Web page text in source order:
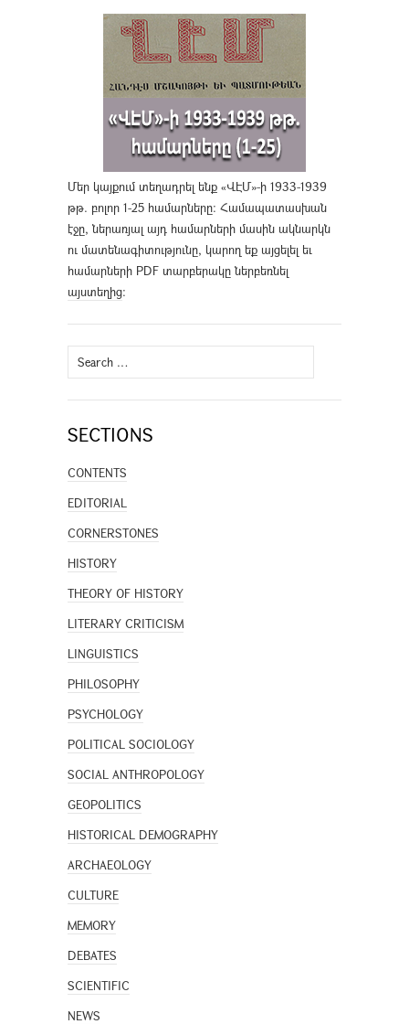
Մեր կայքում տեղադրել ենք «ՎԷՄ»-ի 1933-1939
թթ. բոլոր 1-25 համարները։ Համապատասխան
էջը, ներառյալ այդ համարների մասին ակնարկն
ու մատենագիտությունը, կարող եք այցելել եւ
համարների PDF տարբերակը ներբեռնել
այստեղից։
Search
for:
SECTIONS
CONTENTS
EDITORIAL
CORNERSTONES
HISTORY
THEORY OF HISTORY
LITERARY CRITICISM
LINGUISTICS
PHILOSOPHY
PSYCHOLOGY
POLITICAL SOCIOLOGY
SOCIAL ANTHROPOLOGY
GEOPOLITICS
HISTORICAL DEMOGRAPHY
ARCHAEOLOGY
CULTURE
MEMORY
DEBATES
SCIENTIFIC
NEWS